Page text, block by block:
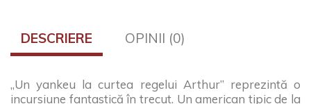
DESCRIERE OPINII (0)
„Un yankeu la curtea regelui Arthur” reprezintă o
incursiune fantastică în trecut. Un american tipic de la